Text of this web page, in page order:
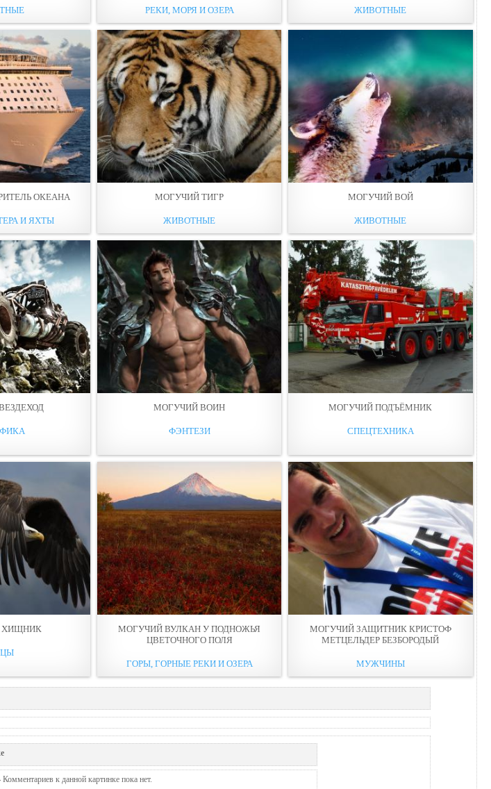
РЕКИ, МОРЯ И ОЗЕРА ЖИВОТНЫЕ
ОКЕАНА
И ЯХТЫ
МОГУЧИЙ ТИГР
ЖИВОТНЫЕ
МОГУЧИЙ ВОЙ
ЖИВОТНЫЕ
МОГУЧИЙ ВОИН
ФЭНТЕЗИ
МОГУЧИЙ ПОДЪЁМНИК
СПЕЦТЕХНИКА
ХИЩНИК
МОГУЧИЙ ВУЛКАН У ПОДНОЖЬЯ
ЦВЕТОЧНОГО ПОЛЯ
ГОРЫ, ГОРНЫЕ РЕКИ И ОЗЕРА
МОГУЧИЙ ЗАЩИТНИК КРИСТОФ
МЕТЦЕЛЬДЕР БЕЗБОРОДЫЙ
МУЖЧИНЫ
Комментариев к данной картинке пока нет.